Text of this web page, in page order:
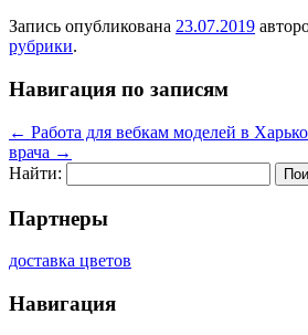
Запись опубликована 23.07.2019
рубрики.
Навигация по записям
← Работа для вебкам моделей в
врача →
Найти:
Партнеры
доставка цветов
Навигация